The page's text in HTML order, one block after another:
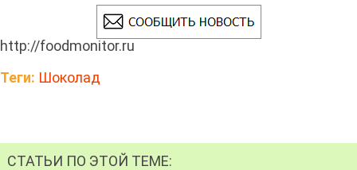
http://foodmonitor.ru
Теги: Шоколад
СТАТЬИ ПО ЭТОЙ ТЕМЕ: